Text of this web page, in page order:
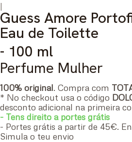
|
Guess Amore
Eau de Toilette
- 100 ml
Perfume Mulher
100% original. Compra com
* No checkout usa o código
desconto adicional na primeira
- Tens direito a portes grátis
- Portes grátis a partir de 45€.
Simula o teu envio